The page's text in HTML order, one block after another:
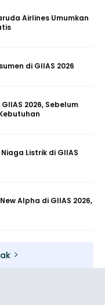
Airlines Umumkan
di GIIAS 2026
2026, Sebelum
Listrik di GIIAS
Alpha di GIIAS 2026,